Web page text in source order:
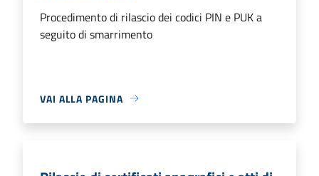
Procedimento di rilascio dei codici PIN e PUK a
seguito di smarrimento
VAI ALLA PAGINA